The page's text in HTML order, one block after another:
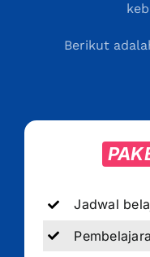
Berikut
Jadwal